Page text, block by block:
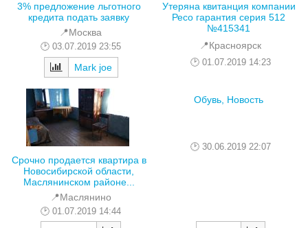
3% предложение льготного
кредита подать заявку
📍Москва
03.07.2019 23:55
Mark joe
Утеряна квитанция компании
Ресо гарантия серия 512
№415341
📍Красноярск
01.07.2019 14:23
Срочно продается квартира в
Новосибирской области,
Маслянинском районе...
📍Маслянино
01.07.2019 14:44
Обувь, Новость
30.06.2019 22:07